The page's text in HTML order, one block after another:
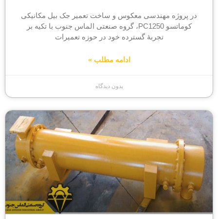
در پروژه مهندسی معکوس و ساخت تعمیر جک بیل مکانیکی
کوماتسو PC1250، گروه صنعتی الماس جنوب با تکیه بر
تجربهٔ گسترده خود در حوزه تعمیرات
ادامه مطلب »
بدون دیدگاه